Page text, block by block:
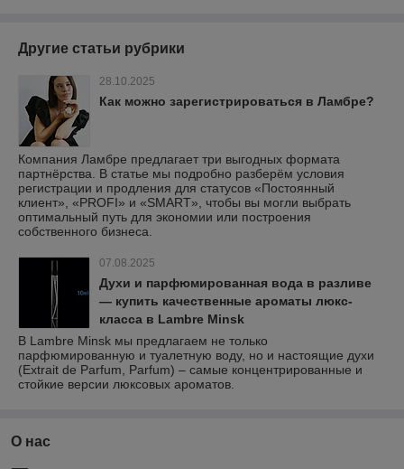
Другие статьи рубрики
28.10.2025
Как можно зарегистрироваться в Ламбре?
Компания Ламбре предлагает три выгодных формата
партнёрства. В статье мы подробно разберём условия
регистрации и продления для статусов «Постоянный
клиент», «PROFI» и «SMART», чтобы вы могли выбрать
оптимальный путь для экономии или построения
собственного бизнеса.
07.08.2025
Духи и парфюмированная вода в разливе
— купить качественные ароматы люкс-
класса в Lambre Minsk
В Lambre Minsk мы предлагаем не только
парфюмированную и туалетную воду, но и настоящие духи
(Extrait de Parfum, Parfum) – самые концентрированные и
стойкие версии люксовых ароматов.
О нас